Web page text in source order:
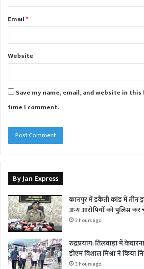
Email*
Website
Save my name, email, and website in
time I comment.
By Jan Express
कानपुर में डकैती कांड में तीन
अन्य आरोपियों को पुलिस कर
3 hours ago
रुद्रप्रयाग: तिलवाड़ा में
डीएम विशाल मिश्रा ने किया
3 hours ago